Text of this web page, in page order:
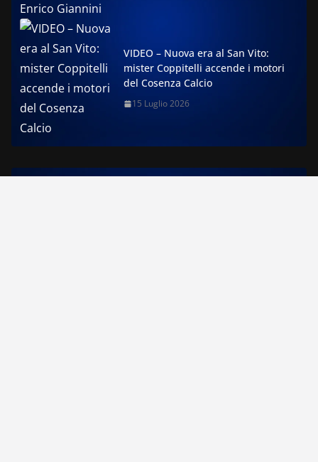
VIDEO – Nuova era al San Vito:
mister Coppitelli accende i motori
del Cosenza Calcio
15 Luglio 2026